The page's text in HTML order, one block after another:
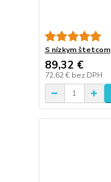
S nízkym štetcom
89,32 €
72,62 € bez DPH